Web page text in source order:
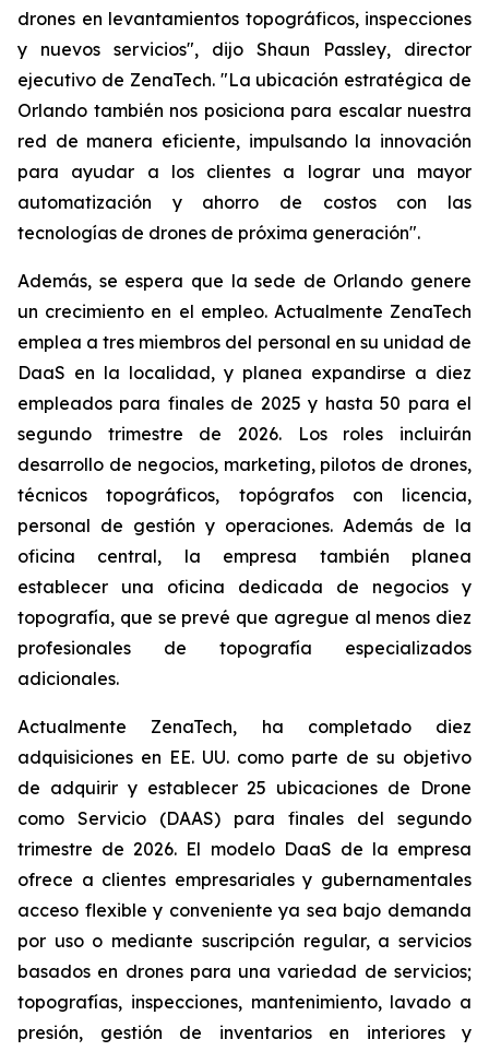
drones en levantamientos topográficos, inspecciones
y nuevos servicios", dijo Shaun Passley, director
ejecutivo de ZenaTech. "La ubicación estratégica de
Orlando también nos posiciona para escalar nuestra
red de manera eficiente, impulsando la innovación
para ayudar a los clientes a lograr una mayor
automatización y ahorro de costos con las
tecnologías de drones de próxima generación".
Además, se espera que la sede de Orlando genere
un crecimiento en el empleo. Actualmente ZenaTech
emplea a tres miembros del personal en su unidad de
DaaS en la localidad, y planea expandirse a diez
empleados para finales de 2025 y hasta 50 para el
segundo trimestre de 2026. Los roles incluirán
desarrollo de negocios, marketing, pilotos de drones,
técnicos topográficos, topógrafos con licencia,
personal de gestión y operaciones. Además de la
oficina central, la empresa también planea
establecer una oficina dedicada de negocios y
topografía, que se prevé que agregue al menos diez
profesionales de topografía especializados
adicionales.
Actualmente ZenaTech, ha completado diez
adquisiciones en EE. UU. como parte de su objetivo
de adquirir y establecer 25 ubicaciones de Drone
como Servicio (DAAS) para finales del segundo
trimestre de 2026. El modelo DaaS de la empresa
ofrece a clientes empresariales y gubernamentales
acceso flexible y conveniente ya sea bajo demanda
por uso o mediante suscripción regular, a servicios
basados en drones para una variedad de servicios;
topografías, inspecciones, mantenimiento, lavado a
presión, gestión de inventarios en interiores y